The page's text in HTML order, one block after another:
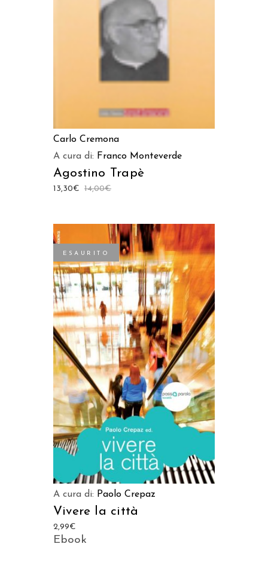
LEGGI TUTTO
Carlo Cremona
A cura di: Franco Monteverde
Agostino Trapè
14,00€
13,30€
ESAURITO
LEGGI TUTTO
A cura di: Paolo Crepaz
Vivere la città
2,99€
Ebook